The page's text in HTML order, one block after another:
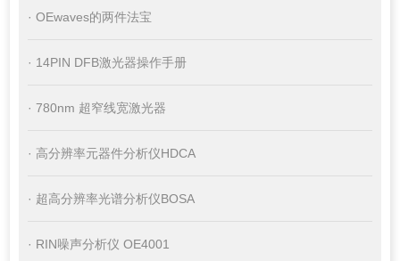
· OEwaves的两件法宝
· 14PIN DFB激光器操作手册
· 780nm 超窄线宽激光器
· 高分辨率元器件分析仪HDCA
· 超高分辨率光谱分析仪BOSA
· RIN噪声分析仪 OE4001